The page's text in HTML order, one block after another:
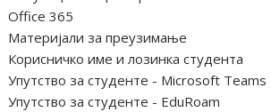
а
н
а
к
Office 365
Материјали за преузимање
Корисничко име и лозинка студента
Упутство за студенте - Microsoft Teams
Упутство за студенте - EduRoam